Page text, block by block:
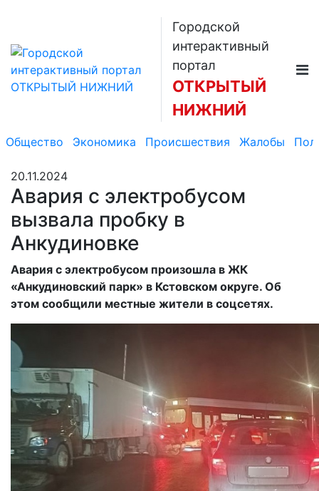
Городской
интерактивный
портал
ОТКРЫТЫЙ
НИЖНИЙ
Общество Экономика Происшествия Жалобы
20.11.2024
Авария с электробусом
вызвала пробку в
Анкудиновке
Авария с электробусом произошла в ЖК
«Анкудиновский парк» в Кстовском округе. Об
этом сообщили местные жители в соцсетях.